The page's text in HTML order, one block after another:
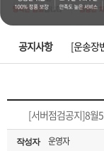
니
맨
품
은
공지사항
[2026구
[ios앱
[무인택
[서버점검공지]8월
작성자 운영자